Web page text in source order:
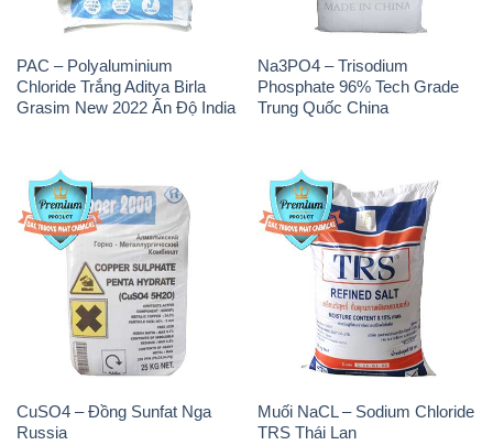
PAC – Polyaluminium
Chloride Trắng Aditya Birla
Grasim New 2022 Ấn Độ India
Na3PO4 – Trisodium
Phosphate 96% Tech Grade
Trung Quốc China
CuSO4 – Đồng Sunfat Nga
Russia
Muối NaCL – Sodium Chloride
TRS Thái Lan